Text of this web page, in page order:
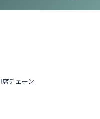
チェーン